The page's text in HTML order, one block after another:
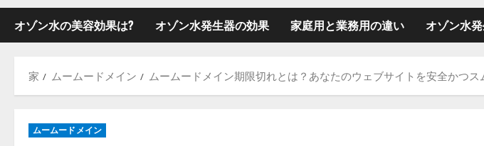
オゾン水の美容効果は? オゾン水発生器の効果 家庭用と業務用の違い オゾン水
家 ムームードメイン ムームードメイン期限切れとは？あなたのウェブサイトを安全かつス
ムームードメイン